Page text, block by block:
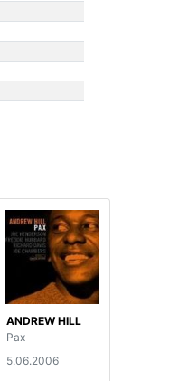
ANDREW HILL
Pax
5.06.2006